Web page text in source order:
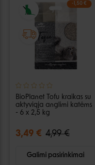
-1,50 €
BioPlanet Tofu kraikas su
aktyviąja anglimi katėms
- 6 x 2,5 kg
3,49 € 4,99 €
Galimi pasirinkimai